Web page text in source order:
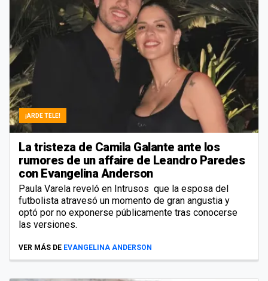
¡ARDE TELE!
La tristeza de Camila Galante ante los
rumores de un affaire de Leandro Paredes
con Evangelina Anderson
Paula Varela reveló en Intrusos que la esposa del
futbolista atravesó un momento de gran angustia y
optó por no exponerse públicamente tras conocerse
las versiones.
VER MÁS DE EVANGELINA ANDERSON